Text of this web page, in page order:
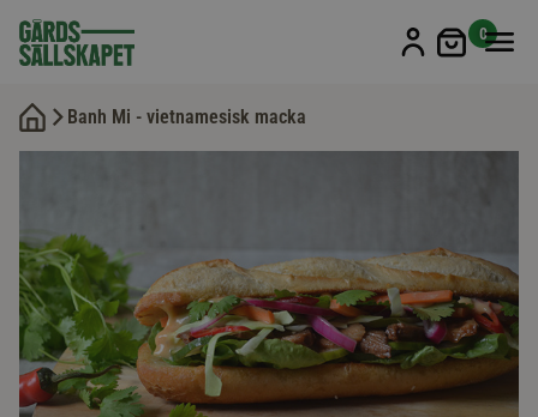
Min
0
Banh Mi - vietnamesisk macka